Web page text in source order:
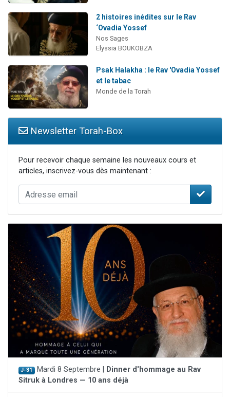
2 histoires inédites sur le Rav
‘Ovadia Yossef
Nos Sages
Elyssia BOUKOBZA
Psak Halakha : le Rav 'Ovadia Yossef
et le tabac
Monde de la Torah
Newsletter Torah-Box
Pour recevoir chaque semaine les nouveaux cours et
articles, inscrivez-vous dès maintenant :
J-31 Mardi 8 Septembre |
Dinner d'hommage au Rav
Sitruk à Londres — 10 ans déjà